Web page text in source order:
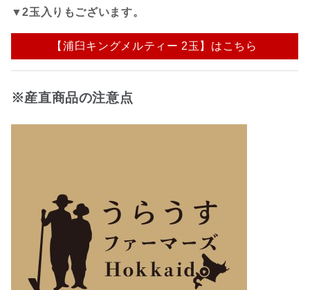
▼2玉入りもございます。
【浦臼キングメルティー 2玉】はこちら
※産直商品の注意点